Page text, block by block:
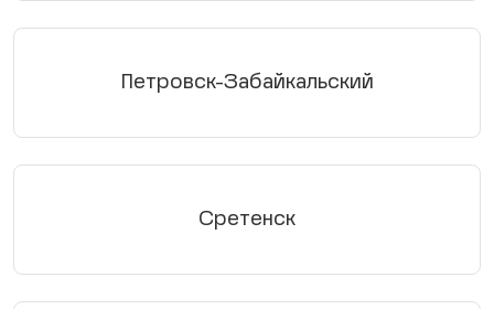
Петровск-Забайкальский
Сретенск